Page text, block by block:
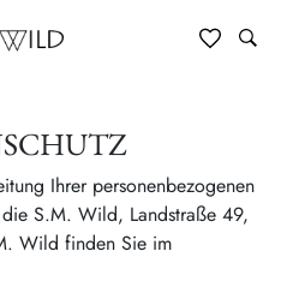
Ihrer personenbezogenen
S.M. Wild, Landstraße 49,
Wild finden Sie im